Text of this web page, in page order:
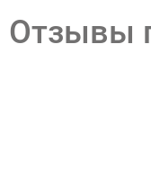
Отзывы